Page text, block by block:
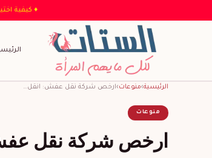
الرئيسية›منوعات›ارخص شركة نقل عفش: انقل…
منوعات
ارخص شركة نقل